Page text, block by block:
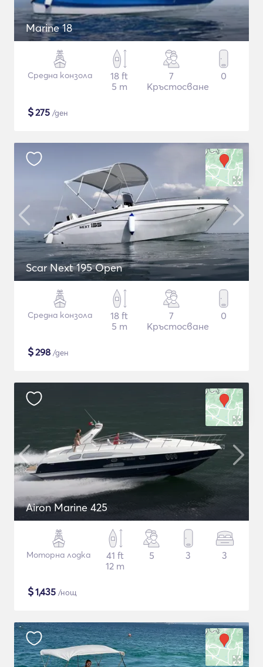
Marine 18
Средна конзола
18 ft
5 m
7
Кръстосване
0
$275 /ден
Scar Next 195 Open
Средна конзола
18 ft
5 m
7
Кръстосване
0
$298 /ден
Airon Marine 425
Моторна лодка
41 ft
12 m
5 3 3
$1,435 /нощ